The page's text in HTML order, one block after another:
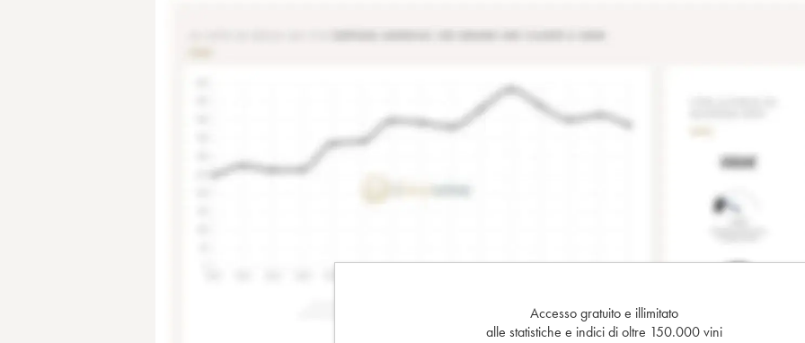
Accesso gratuito e illimitato
alle statistiche e indici di oltre 150.000 vini